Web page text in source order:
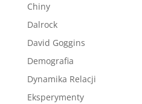
Chiny
Dalrock
David Goggins
Demografia
Dynamika Relacji
Eksperymenty